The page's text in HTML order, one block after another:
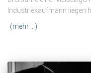
Industriekaufmann liegen
(mehr …)